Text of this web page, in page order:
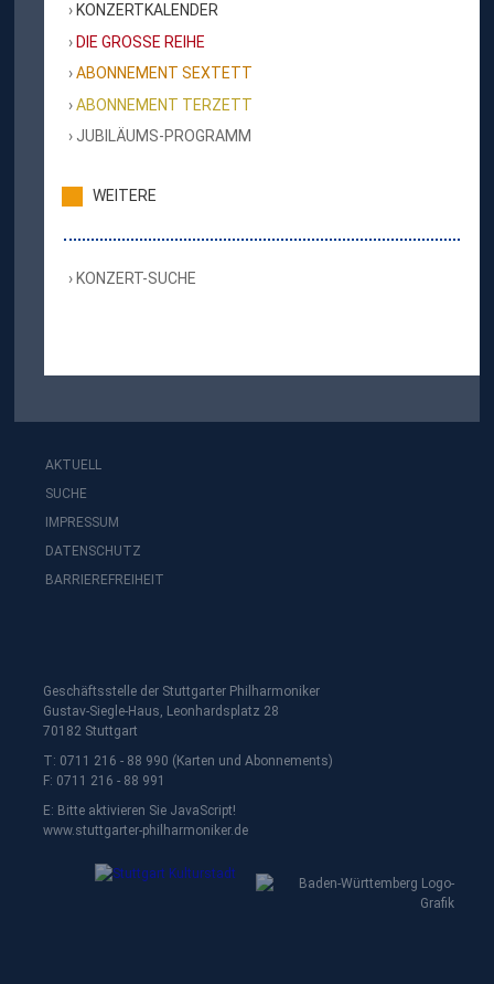
KONZERTKALENDER
DIE GROSSE REIHE
ABONNEMENT SEXTETT
ABONNEMENT TERZETT
JUBILÄUMS-PROGRAMM
WEITERE
KONZERT-SUCHE
AKTUELL
SUCHE
IMPRESSUM
DATENSCHUTZ
BARRIEREFREIHEIT
Geschäftsstelle der Stuttgarter Philharmoniker
Gustav-Siegle-Haus, Leonhardsplatz 28
70182 Stuttgart
T: 0711 216 - 88 990 (Karten und Abonnements)
F: 0711 216 - 88 991
E: Bitte aktivieren Sie JavaScript!
www.stuttgarter-philharmoniker.de